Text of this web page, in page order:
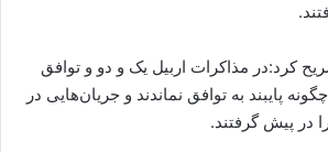
کرد:در مذاکرات اربیل یک و دو و توافق
پایبند به توافق نماندند و جریان‌هایی در
در پیش گرفتند.